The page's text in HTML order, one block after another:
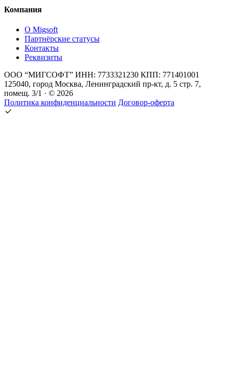
Компания
О Migsoft
Партнёрские статусы
Контакты
Реквизиты
ООО “МИГСОФТ” ИНН: 7733321230 КПП: 771401001
125040, город Москва, Ленинградский пр-кт, д. 5 стр. 7,
помещ. 3/1 · © 2026
Политика конфиденциальности Договор-оферта